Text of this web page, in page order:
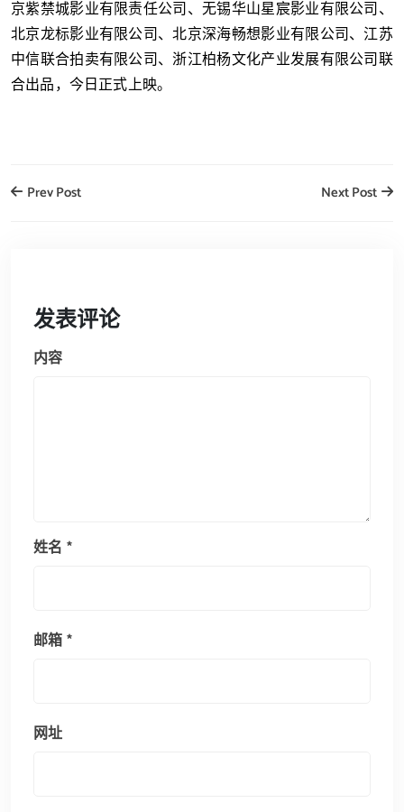
京紫禁城影业有限责任公司、无锡华山星宸影业有限公司、
北京龙标影业有限公司、北京深海畅想影业有限公司、江苏
中信联合拍卖有限公司、浙江柏杨文化产业发展有限公司联
合出品，今日正式上映。
Prev Post Next Post
发表评论
内容
姓名 *
邮箱*
网址